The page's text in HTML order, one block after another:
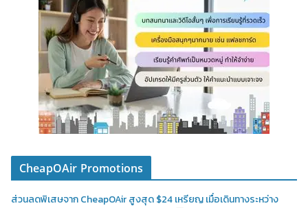
CheapOAir Promotions
ส่วนลดพิเสษจาก CheapOAir สูงสุด $24 เหรียญ เมื่อเดินทางระหว่าง